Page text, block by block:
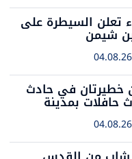
تعلن السيطرة على
شيمن
04.08.26
خطيرتان في حادث
حافلات بمدينة
04.08.26